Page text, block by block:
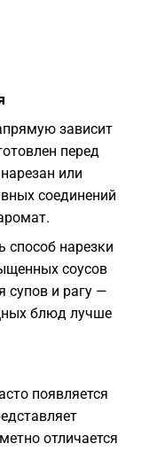
зависит
перед
или
соединений
способ нарезки
соусов
супов и рагу —
блюд лучше
появляется
отличается